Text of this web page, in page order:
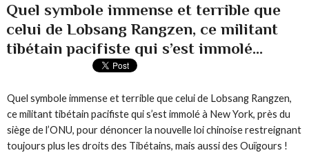
Quel symbole immense et terrible que
celui de Lobsang Rangzen, ce militant
tibétain pacifiste qui s’est immolé...
Quel symbole immense et terrible que celui de Lobsang Rangzen,
ce militant tibétain pacifiste qui s’est immolé à New York, près du
siège de l’ONU, pour dénoncer la nouvelle loi chinoise restreignant
toujours plus les droits des Tibétains, mais aussi des Ouïgours !